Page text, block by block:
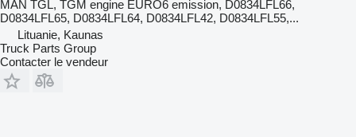
MAN TGL, TGM engine EURO6 emission, D0834LFL66,
D0834LFL65, D0834LFL64, D0834LFL42, D0834LFL55,...
Lituanie, Kaunas
Truck Parts Group
Contacter le vendeur